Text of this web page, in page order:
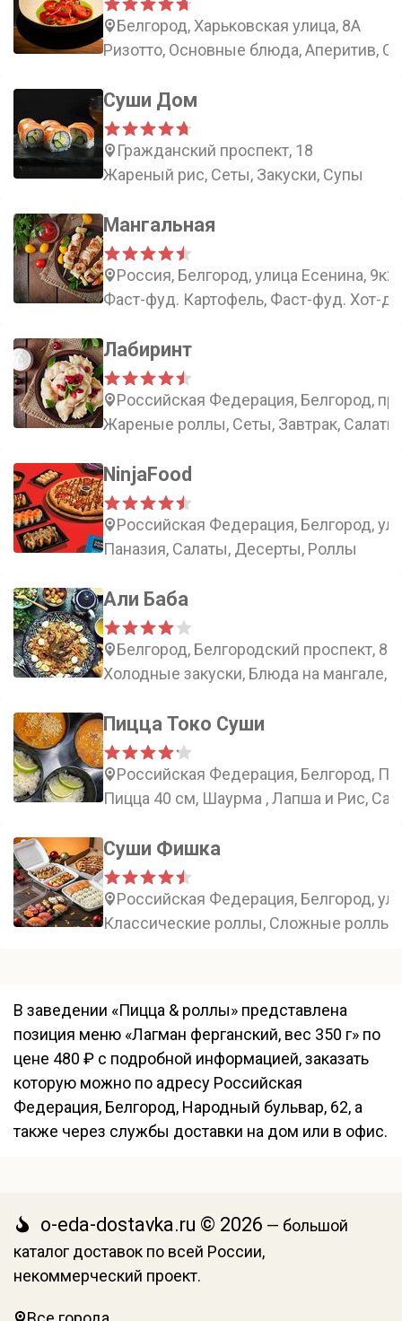
Белгород, Харьковская улица, 8А
Ризотто, Основные блюда, Аперитив,
Суши Дом
Гражданский проспект, 18
Жареный рис, Сеты, Закуски, Супы
Мангальная
Россия, Белгород, улица Есенина, 9к2
Фаст-фуд. Картофель, Фаст-фуд. Хот-
Лабиринт
Российская Федерация, Белгород,
Жареные роллы, Сеты, Завтрак, Салаты
NinjaFood
Российская Федерация, Белгород,
Паназия, Салаты, Десерты, Роллы
Али Баба
Белгород, Белгородский проспект,
Холодные закуски, Блюда на мангале,
Пицца Токо Суши
Российская Федерация, Белгород,
Пицца 40 см, Шаурма , Лапша и Рис,
Суши Фишка
Российская Федерация, Белгород,
Классические роллы, Сложные роллы,
В заведении «Пицца & роллы» представлена
позиция меню «Лагман ферганский, вес 350 г» по
цене 480 ₽ с подробной информацией, заказать
которую можно по адресу Российская
Федерация, Белгород, Народный бульвар, 62, а
также через службы доставки на дом или в офис.
o-eda-dostavka.ru © 2026 — большой
каталог доставок по всей России,
некоммерческий проект.